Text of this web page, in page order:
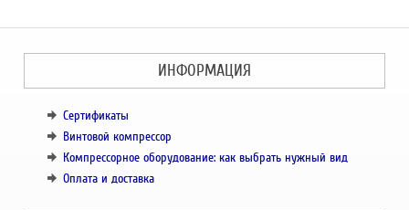
ИНФОРМАЦИЯ
Сертификаты
Винтовой компрессор
Компрессорное оборудование: как выбрать нужный вид
Оплата и доставка